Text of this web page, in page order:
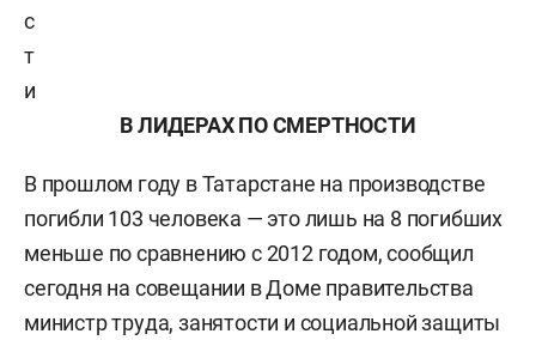
с
т
и
В ЛИДЕРАХ ПО СМЕРТНОСТИ
В прошлом году в Татарстане на производстве
погибли 103 человека — это лишь на 8 погибших
меньше по сравнению с 2012 годом, сообщил
сегодня на совещании в Доме правительства
министр труда, занятости и социальной защиты